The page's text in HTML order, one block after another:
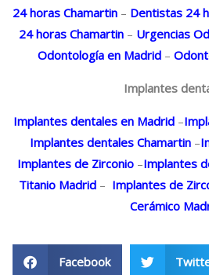
24 horas Chamartin– Dentistas 24
24 horas Chamartin – Urgencias
Odontología en Madrid–
Implantes
Implantes dentales en Madrid–
Implantes dentales Chamartin –
Implantes de Zirconio –Implantes
Titanio Madrid– Implantes de
Cerámico
Facebook